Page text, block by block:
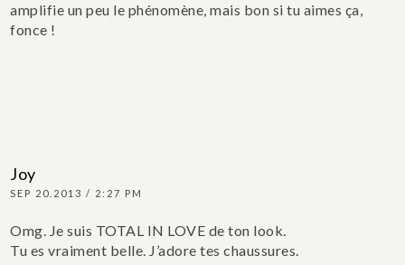
amplifie un peu le phénomène, mais bon si tu aimes ça,
fonce !
Joy
SEP 20.2013 / 2:27 PM
Omg. Je suis TOTAL IN LOVE de ton look.
Tu es vraiment belle. J’adore tes chaussures.